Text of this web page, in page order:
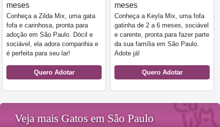
meses
Conheça a Zilda Mix, uma gata
fofa e carinhosa, pronta para
adoção em São Paulo. Dócil e
sociável, ela adora companhia e
é perfeita para seu lar!
Quero Adotar
meses
Conheça a Keyla Mix, uma fofa
gatinha de 2 a 6 meses, sociável
e carente, pronta para fazer parte
da sua família em São Paulo.
Adote já!
Quero Adotar
Veja mais Gatos em São Paulo